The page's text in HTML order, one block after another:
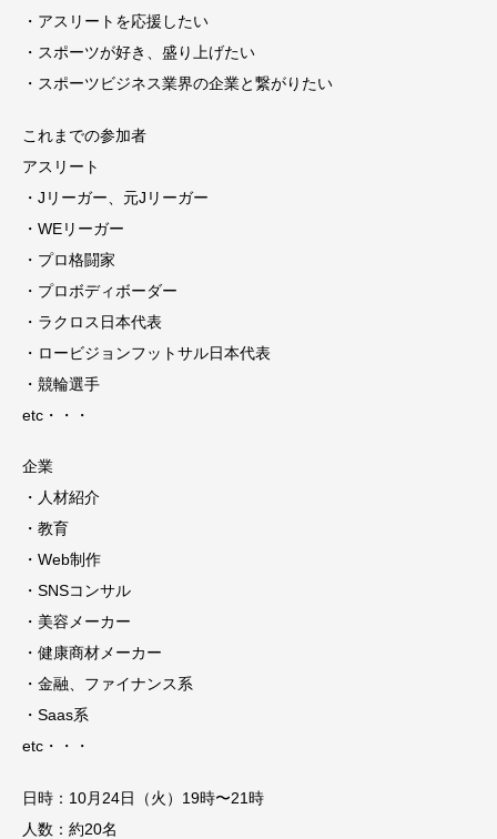
・アスリートを応援したい
・スポーツが好き、盛り上げたい
・スポーツビジネス業界の企業と繋がりたい
これまでの参加者
アスリート
・Jリーガー、元Jリーガー
・WEリーガー
・プロ格闘家
・プロボディボーダー
・ラクロス日本代表
・ロービジョンフットサル日本代表
・競輪選手
etc・・・
企業
・人材紹介
・教育
・Web制作
・SNSコンサル
・美容メーカー
・健康商材メーカー
・金融、ファイナンス系
・Saas系
etc・・・
日時：10月24日（火）19時〜21時
人数：約20名